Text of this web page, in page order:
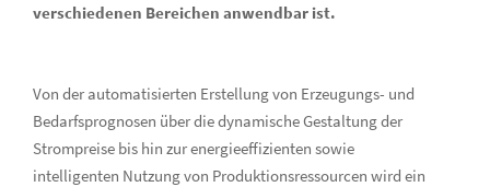
verschiedenen Bereichen anwendbar ist.
Von der automatisierten Erstellung von Erzeugungs- und
Bedarfsprognosen über die dynamische Gestaltung der
Strompreise bis hin zur energieeffizienten sowie
intelligenten Nutzung von Produktionsressourcen wird ein